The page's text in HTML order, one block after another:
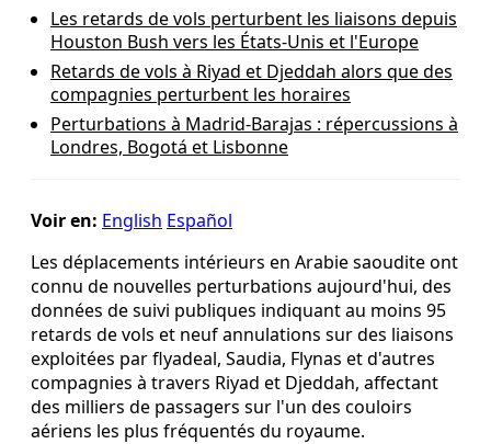
Les retards de vols perturbent les liaisons depuis
Houston Bush vers les États-Unis et l'Europe
Retards de vols à Riyad et Djeddah alors que des
compagnies perturbent les horaires
Perturbations à Madrid-Barajas : répercussions à
Londres, Bogotá et Lisbonne
Voir en: English Español
Les déplacements intérieurs en Arabie saoudite ont
connu de nouvelles perturbations aujourd'hui, des
données de suivi publiques indiquant au moins 95
retards de vols et neuf annulations sur des liaisons
exploitées par flyadeal, Saudia, Flynas et d'autres
compagnies à travers Riyad et Djeddah, affectant
des milliers de passagers sur l'un des couloirs
aériens les plus fréquentés du royaume.